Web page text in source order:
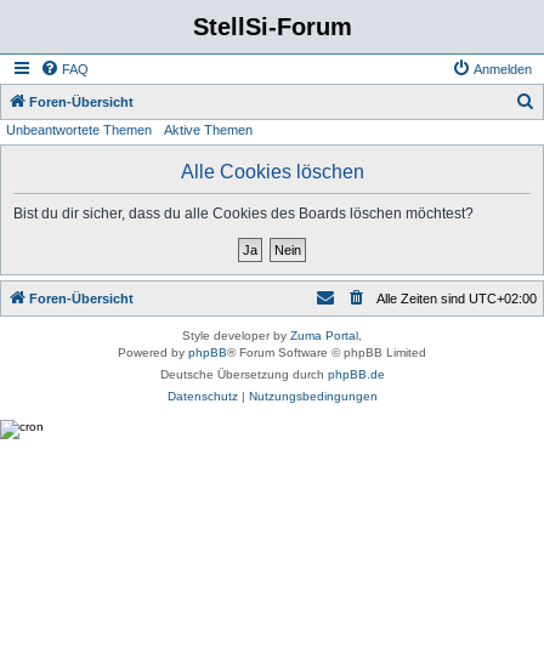
StellSi-Forum
FAQ Anmelden
Foren-Übersicht
Unbeantwortete Themen Aktive Themen
Alle Cookies löschen
Bist du dir sicher, dass du alle Cookies des Boards löschen möchtest?
Foren-Übersicht Alle Zeiten sind UTC+02:00
Style developer by Zuma Portal
Powered by phpBB® Forum Software © phpBB Limited
Deutsche Übersetzung durch phpBB.de
Datenschutz| Nutzungsbedingungen